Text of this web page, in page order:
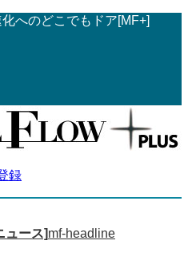
へのどこでもドア[MF+]
ュース]mf-headline